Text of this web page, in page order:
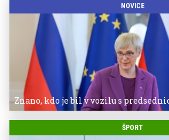
NOVICE
Znano, kdo je bil v vozilu s
ŠPORT